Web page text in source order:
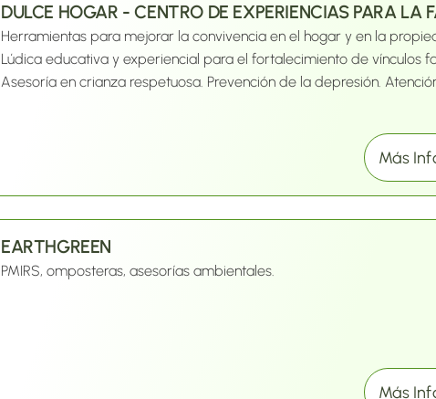
DULCE HOGAR - CENTRO DE EXPERIENCIAS PARA LA
Herramientas para mejorar la convivencia en el hogar y en la
Lúdica educativa y experiencial para el fortalecimiento de vínculos
Asesoría en crianza respetuosa. Prevención de la depresión.
Más
EARTHGREEN
PMIRS, omposteras, asesorías ambientales.
Más